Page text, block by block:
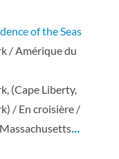
of the Seas
/ Amérique du
(Cape Liberty,
/ En croisière /
…